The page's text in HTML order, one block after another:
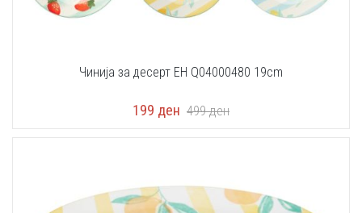
Чинија за десерт EH Q04000480 19cm
199 ден 499ден